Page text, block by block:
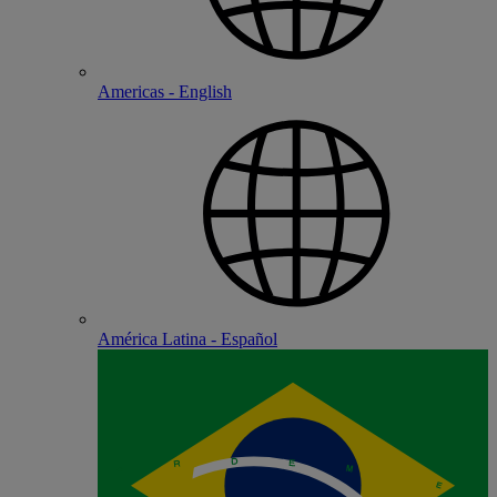
Americas - English
América Latina - Español